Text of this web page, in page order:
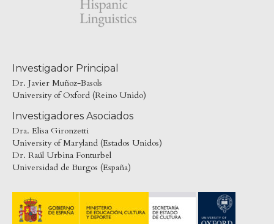
Investigador Principal
Dr. Javier Muñoz-Basols
University of Oxford (Reino Unido)
Investigadores Asociados
Dra. Elisa Gironzetti
University of Maryland (Estados Unidos)
Dr. Raúl Urbina Fonturbel
Universidad de Burgos (España)